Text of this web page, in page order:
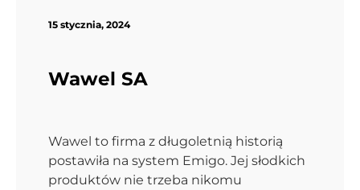
15 stycznia, 2024
Wawel SA
Wawel to firma z długoletnią historią
postawiła na system Emigo. Jej słodkich
produktów nie trzeba nikomu